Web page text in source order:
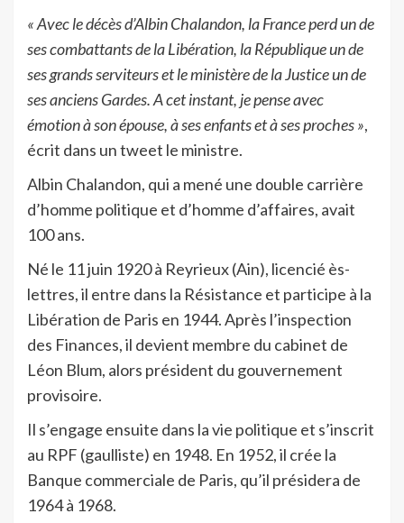
« Avec le décès d’Albin Chalandon, la France perd un de
ses combattants de la Libération, la République un de
ses grands serviteurs et le ministère de la Justice un de
ses anciens Gardes. A cet instant, je pense avec
émotion à son épouse, à ses enfants et à ses proches »,
écrit dans un tweet le ministre.
Albin Chalandon, qui a mené une double carrière
d’homme politique et d’homme d’affaires, avait
100 ans.
Né le 11 juin 1920 à Reyrieux (Ain), licencié ès-
lettres, il entre dans la Résistance et participe à la
Libération de Paris en 1944. Après l’inspection
des Finances, il devient membre du cabinet de
Léon Blum, alors président du gouvernement
provisoire.
Il s’engage ensuite dans la vie politique et s’inscrit
au RPF (gaulliste) en 1948. En 1952, il crée la
Banque commerciale de Paris, qu’il présidera de
1964 à 1968.